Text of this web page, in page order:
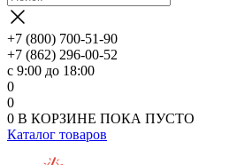
+7 (800) 700-51-90
+7 (862) 296-00-52
с 9:00 до 18:00
0
0
0 В КОРЗИНЕ ПОКА ПУСТО
Каталог товаров